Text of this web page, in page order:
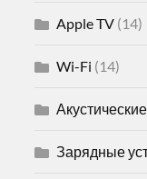
Apple TV (14)
Wi-Fi (14)
Зарядные